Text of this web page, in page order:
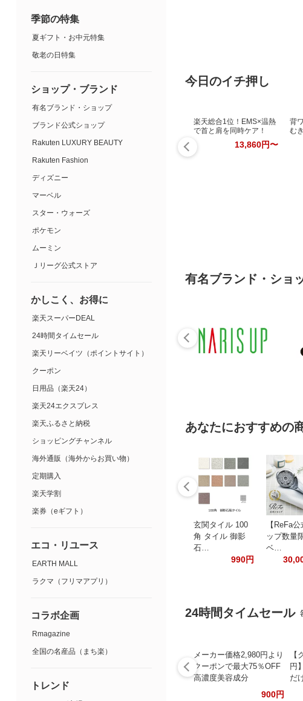
今日のイチ押し
楽天総合1位！EMS×温熱
で首と肩を同時ケア！
13,860円〜
背
む
有名ブランド・ショ
あなたにおすすめの
玄関タイル 100
角 タイル 御影
石…
990円
【ReFa
ップ数量
ベ…
24時間タイムセール
メーカー価格2,980円より
クーポンで最大75％OFF
高濃度美容成分
900円
円
だ
季節の特集
夏ギフト・お中元特集
敬老の日特集
ショップ・ブランド
有名ブランド・ショップ
ブランド公式ショップ
Rakuten LUXURY BEAUTY
Rakuten Fashion
ディズニー
マーベル
スター・ウォーズ
ポケモン
ムーミン
Ｊリーグ公式ストア
かしこく、お得に
楽天スーパーDEAL
24時間タイムセール
楽天リーベイツ（ポイントサイト）
クーポン
日用品（楽天24）
楽天24エクスプレス
楽天ふるさと納税
ショッピングチャンネル
海外通販（海外からお買い物）
定期購入
楽天学割
楽券（eギフト）
エコ・リユース
EARTH MALL
ラクマ（フリマアプリ）
コラボ企画
Rmagazine
全国の名産品（まち楽）
トレンド